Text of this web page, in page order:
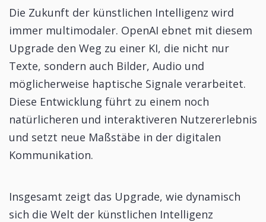
Die Zukunft der künstlichen Intelligenz wird
immer multimodaler. OpenAI ebnet mit diesem
Upgrade den Weg zu einer KI, die nicht nur
Texte, sondern auch Bilder, Audio und
möglicherweise haptische Signale verarbeitet.
Diese Entwicklung führt zu einem noch
natürlicheren und interaktiveren Nutzererlebnis
und setzt neue Maßstäbe in der digitalen
Kommunikation.
Insgesamt zeigt das Upgrade, wie dynamisch
sich die Welt der künstlichen Intelligenz